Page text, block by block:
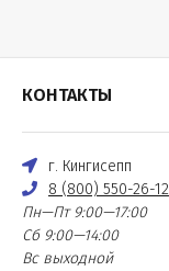
КОНТАКТЫ
г. Кингисепп
8 (800) 550-26-12
Пн—Пт 9:00—17:00
Сб 9:00—14:00
Вс выходной